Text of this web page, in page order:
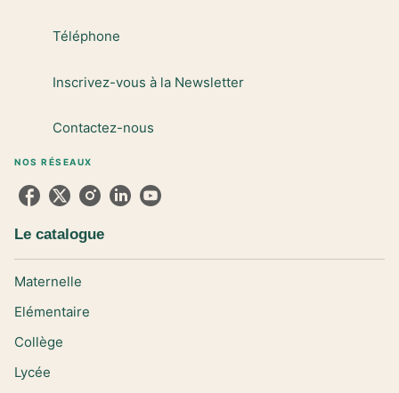
Téléphone
Inscrivez-vous à la Newsletter
Contactez-nous
NOS RÉSEAUX
Le catalogue
Maternelle
Elémentaire
Collège
Lycée